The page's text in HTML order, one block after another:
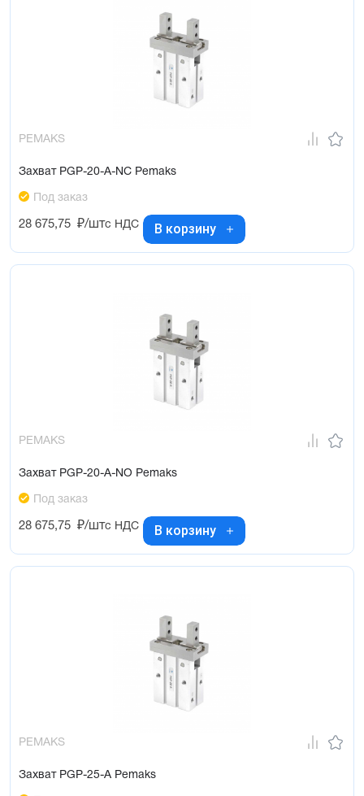
PEMAKS
Захват PGP-20-A-NC Pemaks
Под заказ
28 675,75 ₽/штс НДС В корзину
PEMAKS
Захват PGP-20-A-NO Pemaks
Под заказ
28 675,75 ₽/штс НДС В корзину
PEMAKS
Захват PGP-25-A Pemaks